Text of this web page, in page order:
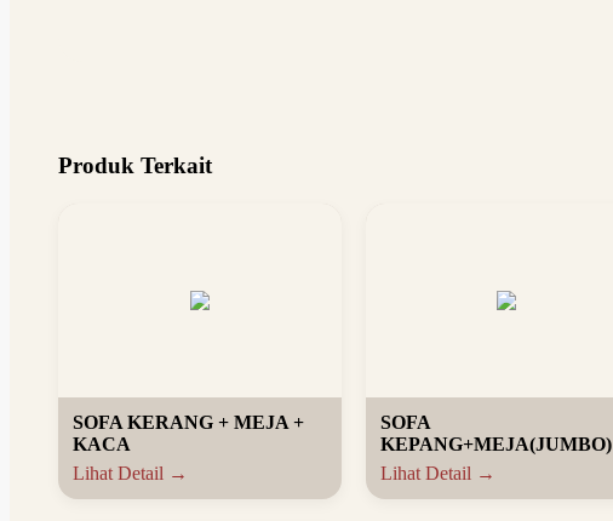
Produk Terkait
SOFA KERANG + MEJA +
KACA
Lihat Detail →
SOFA
KEPANG+MEJA(JUMBO)
Lihat Detail →